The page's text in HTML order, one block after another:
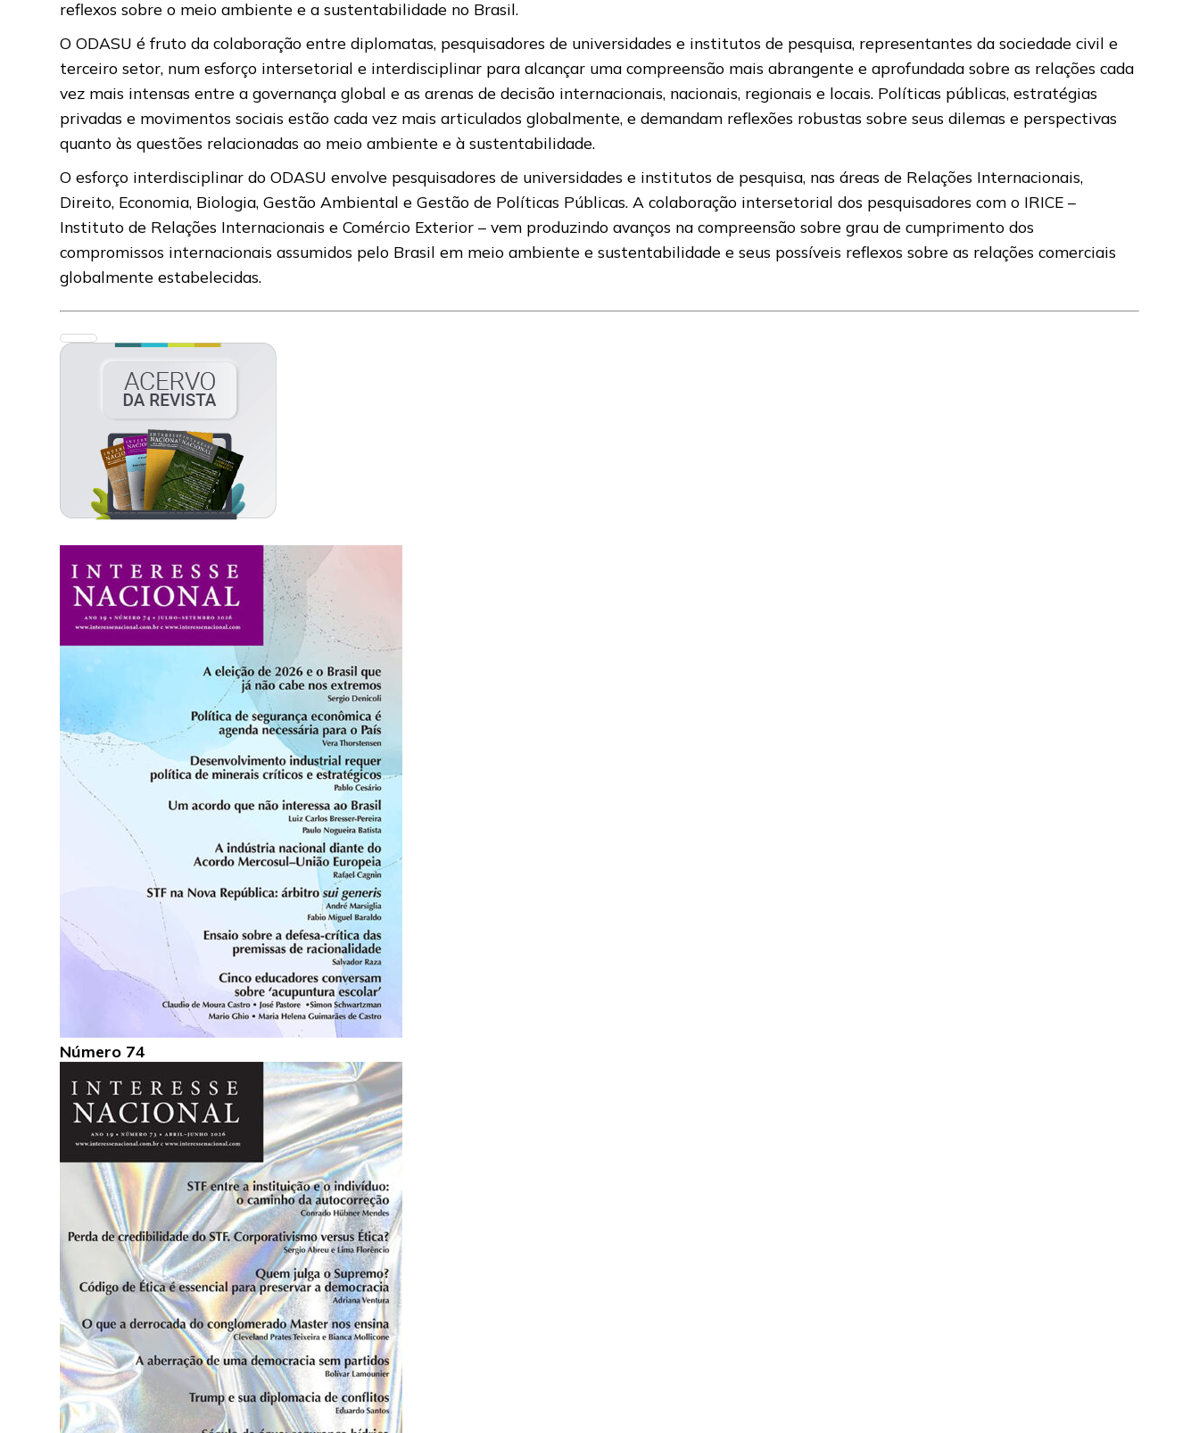
reflexos sobre o meio ambiente e a sustentabilidade no Brasil.
O ODASU é fruto da colaboração entre diplomatas, pesquisadores de universidades e institutos de pesquisa, representantes da sociedade civil e
terceiro setor, num esforço intersetorial e interdisciplinar para alcançar uma compreensão mais abrangente e aprofundada sobre as relações cada
vez mais intensas entre a governança global e as arenas de decisão internacionais, nacionais, regionais e locais. Políticas públicas, estratégias
privadas e movimentos sociais estão cada vez mais articulados globalmente, e demandam reflexões robustas sobre seus dilemas e perspectivas
quanto às questões relacionadas ao meio ambiente e à sustentabilidade.
O esforço interdisciplinar do ODASU envolve pesquisadores de universidades e institutos de pesquisa, nas áreas de Relações Internacionais,
Direito, Economia, Biologia, Gestão Ambiental e Gestão de Políticas Públicas. A colaboração intersetorial dos pesquisadores com o IRICE –
Instituto de Relações Internacionais e Comércio Exterior – vem produzindo avanços na compreensão sobre grau de cumprimento dos
compromissos internacionais assumidos pelo Brasil em meio ambiente e sustentabilidade e seus possíveis reflexos sobre as relações comerciais
globalmente estabelecidas.
Número 74